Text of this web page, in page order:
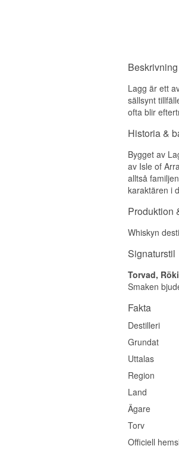
Lagg är ett
sällsynt
ofta blir
Historia &
Bygget av
av Isle of
alltså
karaktären i
Produktion
Whiskyn
Signaturstil
Torvad,
Smaken
Fakta
Destilleri
Grundat
Uttalas
Region
Land
Ägare
Torv
Officiell